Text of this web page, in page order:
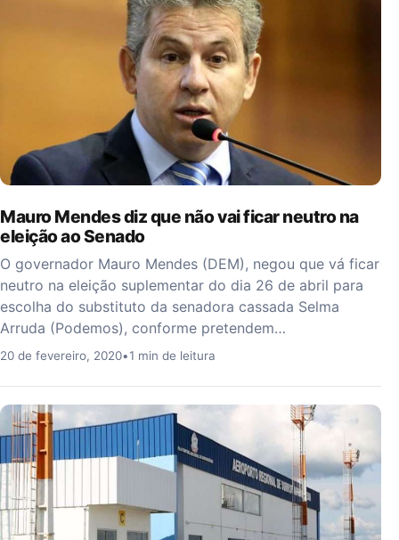
Mauro Mendes diz que não vai ficar neutro na
eleição ao Senado
O governador Mauro Mendes (DEM), negou que vá ficar
neutro na eleição suplementar do dia 26 de abril para
escolha do substituto da senadora cassada Selma
Arruda (Podemos), conforme pretendem…
20 de fevereiro, 2020•1 min de leitura